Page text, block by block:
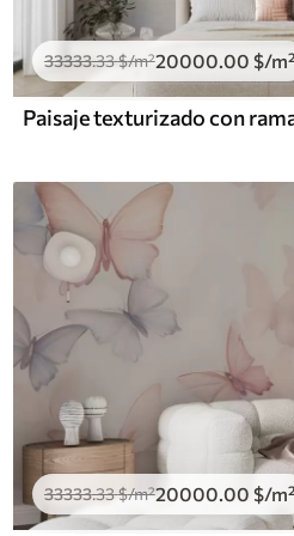
33333.33$/m²20000 .00 $/m²
33333.33$/m²20000.00 $/m²